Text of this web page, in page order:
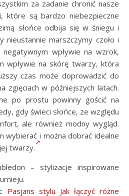
za zadanie chronić nasze
które są bardzo niebezpieczne
słońce odbija się w śniegu i
marszczymy czoło i
wpływie na wzrok,
wpływie na skórę twarzy, która
czas może doprowadzić do
zgięciach w późniejszych latach.
po prostu powinny gościć na
gdy świeci słońce, ze względu
ale również modny wygląd.
wybierać i można dobrać idealne
twarzy.
– stylizacje inspirowane
Pasjans stylu Jak łączyć różne